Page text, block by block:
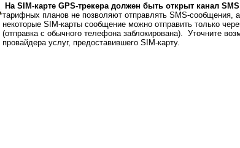
На SIM-карте GPS-трекера должен быть открыт канал SMS
тарифных планов не позволяют отправлять SMS-сообщения,
некоторые SIM-карты сообщение можно отправить только
(отправка с обычного телефона заблокирована). Уточните
провайдера услуг, предоставившего SIM-карту.